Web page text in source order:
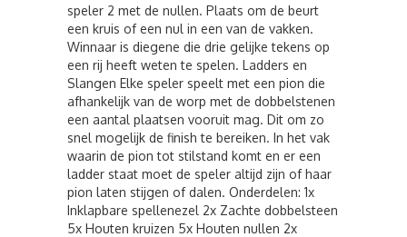
speler 2 met de nullen. Plaats om de beurt
een kruis of een nul in een van de vakken.
Winnaar is diegene die drie gelijke tekens op
een rij heeft weten te spelen. Ladders en
Slangen Elke speler speelt met een pion die
afhankelijk van de worp met de dobbelstenen
een aantal plaatsen vooruit mag. Dit om zo
snel mogelijk de finish te bereiken. In het vak
waarin de pion tot stilstand komt en er een
ladder staat moet de speler altijd zijn of haar
pion laten stijgen of dalen. Onderdelen: 1x
Inklapbare spellenezel 2x Zachte dobbelsteen
5x Houten kruizen 5x Houten nullen 2x